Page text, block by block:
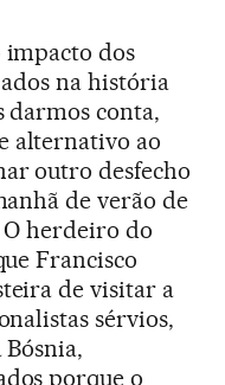
impacto dos
na história
darmos conta,
alternativo ao
outro desfecho
de verão de
O herdeiro do
Francisco
de visitar a
sérvios,
porque o